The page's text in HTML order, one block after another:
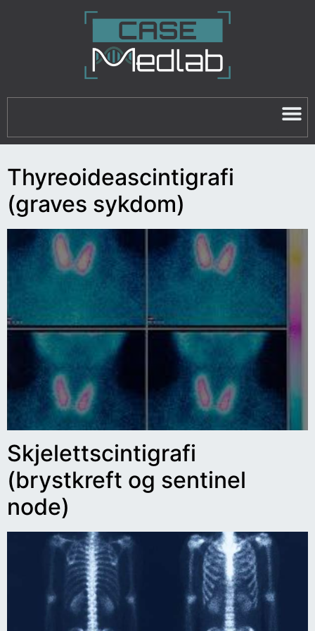
Thyreoideascintigrafi
(graves sykdom)
Skjelettscintigrafi
(brystkreft og sentinel
node)